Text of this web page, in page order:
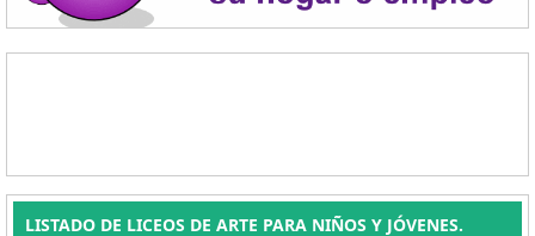
LISTADO DE LICEOS DE ARTE PARA NIÑOS Y JÓVENES.